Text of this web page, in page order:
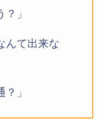
」
んて出来な
」